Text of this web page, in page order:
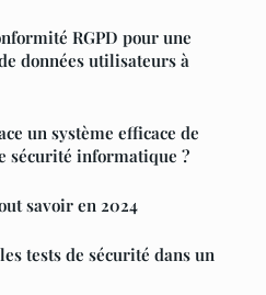
RGPD pour une
données utilisateurs à
un système efficace de
sécurité informatique ?
savoir en 2024
tests de sécurité dans un